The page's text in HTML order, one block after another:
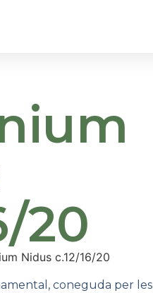
20
Nidus c.12/16/20
coneguda per les